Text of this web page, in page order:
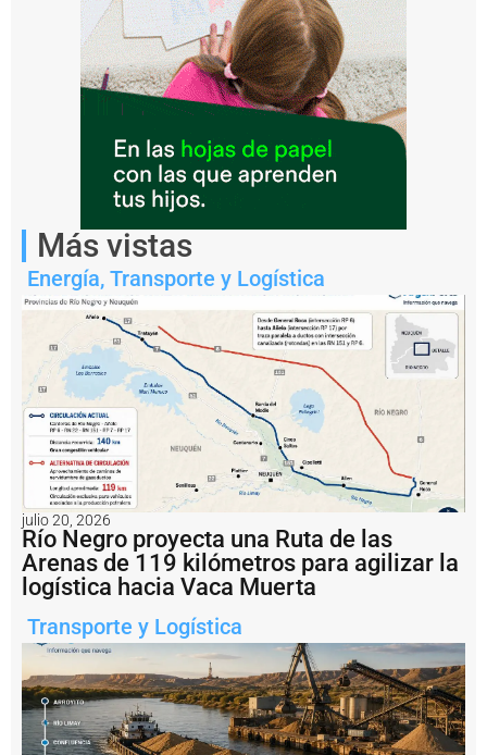
Notas
relacionadas
n
t
a
e
it
ó
l
a
r
a
c
ti
v
a
i
Más vistas
Energía, Transporte y Logística
julio 20, 2026
Río Negro proyecta una Ruta de las
Arenas de 119 kilómetros para agilizar la
logística hacia Vaca Muerta
Transporte y Logística